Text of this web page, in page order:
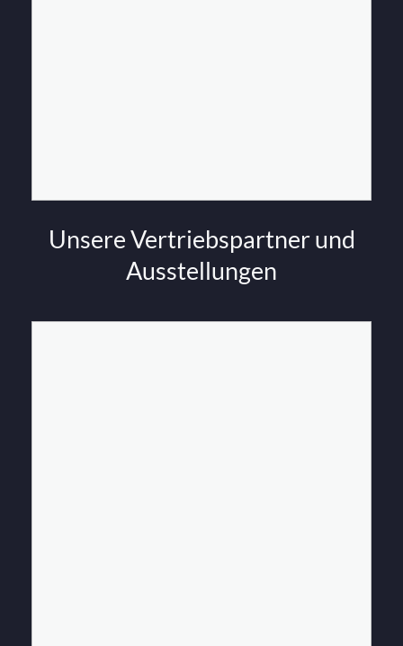
Unsere Vertriebspartner und
Ausstellungen